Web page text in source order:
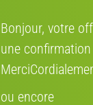
Bonjour, votre
une
ou encore